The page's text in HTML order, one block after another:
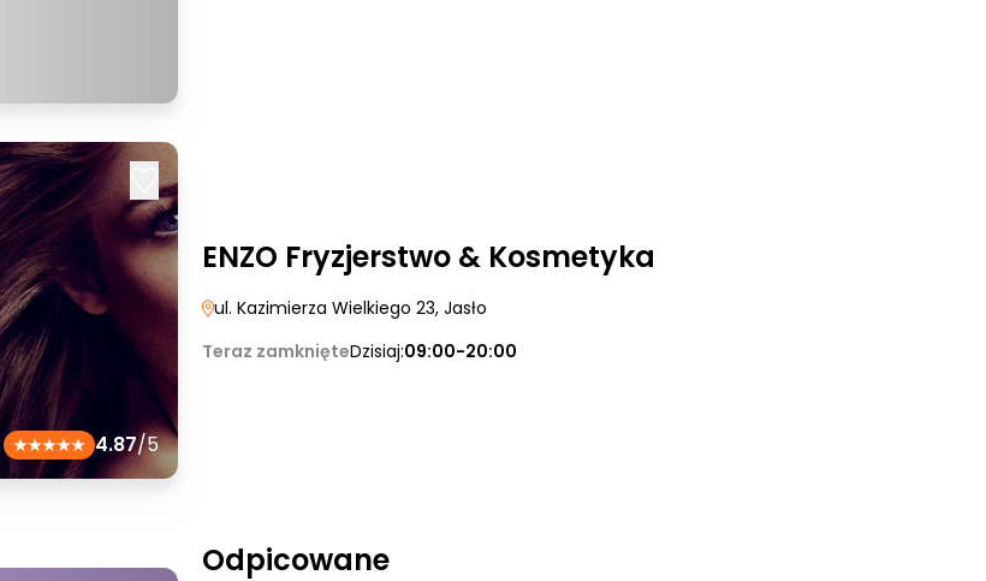
4.87/5
ENZO Fryzjerstwo & Kosmetyka
ul. Kazimierza Wielkiego 23, Jasło
Teraz zamknięteDzisiaj:09:00-20:00
Odpicowane